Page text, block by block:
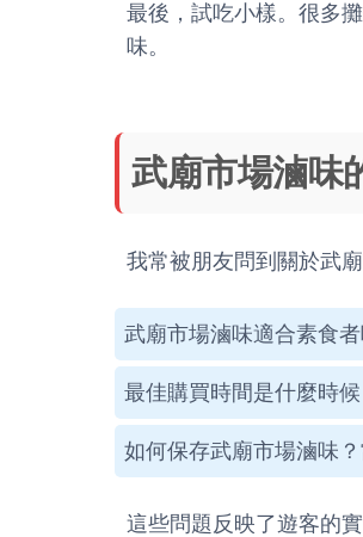
最後，試吃小樣。很多
味。
武廟市場滷味
我常被朋友問到關於武
武廟市場滷味適合素食
最佳購買時間是什麼時
如何保存武廟市場滷味
這些問題反映了遊客的